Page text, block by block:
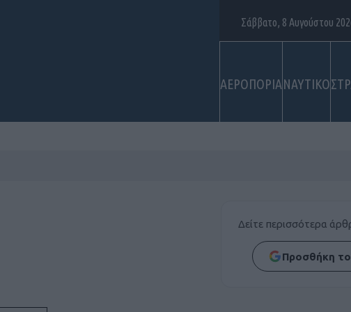
ΑΕΡΟΠΟΡΙΑΝΑΥΤΙΚΟ
Σάββατο, 8 Αυγούστου
Δείτε περισσότερα
Προσθήκη